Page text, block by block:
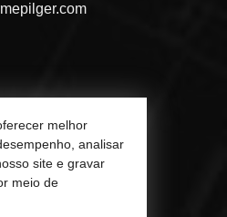
Personalizada
melhor
analisar
site e gravar
meio de